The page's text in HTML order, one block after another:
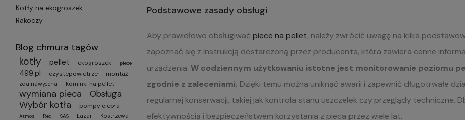
Kotły na ekogroszek
Rakoczy
Blog chmura tagów
kotły pellet ekogroszek piece
499.pl czystepowietrze montaż
zdalnawycena kominki na pellet
wymiana pieca Obsługa
Wybór kotła pompy ciepła
Atmos Red SAS Lazar Kostrzewa
Podstawowe zasady obsługi
Aby prawidłowo obsługiwać piece na pellet, należy zwrócić uwagę na kilka
zapoznać się z instrukcją dostarczoną przez producenta, która zawiera cenne
urządzenia. W codziennym użytkowaniu istotne jest monitorowanie poziomu
zgodnie z zaleceniami. Dzięki temu można uniknąć awarii i zapewnić długotrwałe
regularnej konserwacji, takiej jak kontrola stanu uszczelek czy przeglądy techniczne.
efektywnością i bezpieczeństwem korzystania z pieca przez wiele lat.